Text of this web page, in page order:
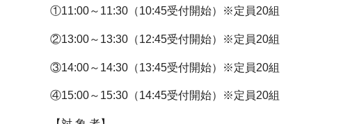
①11:00～11:30（10:45受付開始）※定員20組
②13:00～13:30（12:45受付開始）※定員20組
③14:00～14:30（13:45受付開始）※定員20組
④15:00～15:30（14:45受付開始）※定員20組